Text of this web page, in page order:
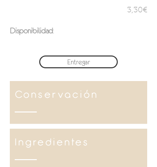
3,30€
Disponibilidad:
Entregar
Conservación
Ingredientes